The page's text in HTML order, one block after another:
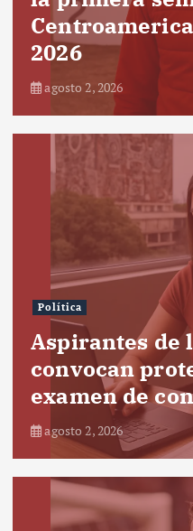
2026
agosto 2, 2026
Política
Aspirantes de
convocan
examen de
agosto 2, 2026